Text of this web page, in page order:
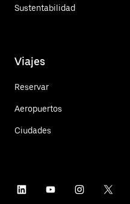
Sustentabilidad
Viajes
Reservar
Aeropuertos
Ciudades